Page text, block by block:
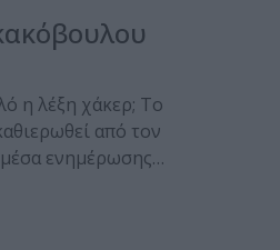
η λέξη χάκερ; Το
από τον
ενημέρωσης…